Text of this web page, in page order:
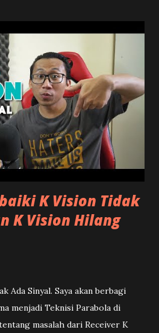
Software STB Matrix disini:
Apple Merah Download SW STB
SW STB Matrix Apple Kuning
SW STB Matrix Apple Ungu
Apple DVB2IP Download SW STB
SW STB Matrix Burger
Apple Kuning Download SW STB
Driver Matrix Wifi Dongle
Matrix Jika ingin melakukan
download file...
K Vision Tidak
K Vision Hilang
Ada Sinyal. Saya akan berbagi
menjadi Teknisi Parabola di
masalah dari Receiver K